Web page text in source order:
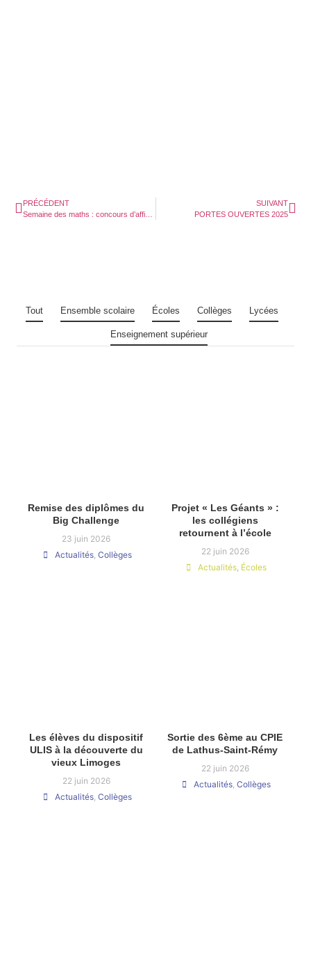
PRÉCÉDENT
Semaine des maths : concours d’affiche
SUIVANT
PORTES OUVERTES 2025
Tout Ensemble scolaire Écoles Collèges Lycées
Enseignement supérieur
Remise des diplômes du
Big Challenge
23 juin 2026
Actualités Collèges
Projet « Les Géants » :
les collégiens
retournent à l’école
22 juin 2026
Actualités Écoles
Les élèves du dispositif
ULIS à la découverte du
vieux Limoges
22 juin 2026
Actualités Collèges
Sortie des 6ème au CPIE
de Lathus-Saint-Rémy
22 juin 2026
Actualités Collèges